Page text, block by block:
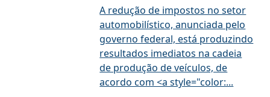
A redução de impostos no setor
automobilístico, anunciada pelo
governo federal, está produzindo
resultados imediatos na cadeia
de produção de veículos, de
acordo com <a style="color:...